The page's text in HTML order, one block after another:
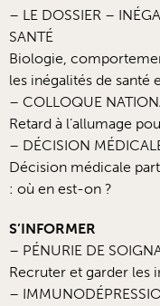
– LE DOSSIER –
SANTÉ
Biologie,
les inégalités de santé
– COLLOQUE
Retard à l’allumage
– DÉCISION
Décision médicale
: où en est-on ?
S’INFORMER
– PÉNURIE DE
Recruter et garder les
–